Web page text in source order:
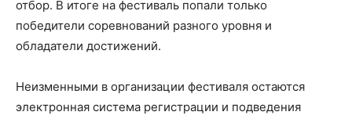
отбор. В итоге на фестиваль попали только
победители соревнований разного уровня и
обладатели достижений.
Неизменными в организации фестиваля остаются
электронная система регистрации и подведения